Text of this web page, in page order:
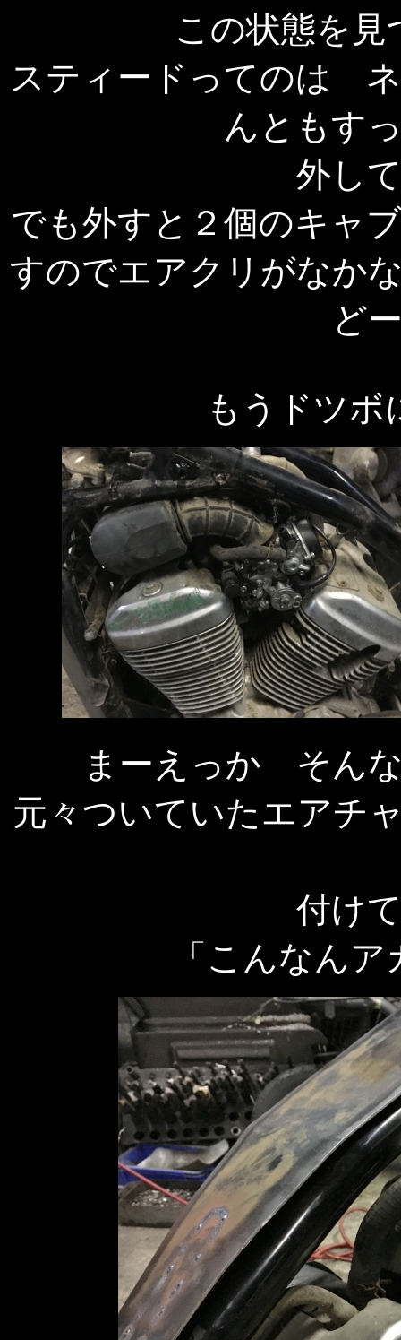
この状態を
スティードってのは
んともす
外し
でも外すと２個のキャ
すのでエアクリがなか
ど
もうドツボ
まーえっか そん
元々ついていたエアチ
付け
「こんなん